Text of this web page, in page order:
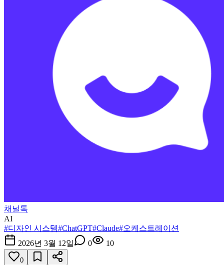
채널톡
AI
#디자인 시스템#ChatGPT#Claude#오케스트레이션
2026년 3월 12일
0 10
0